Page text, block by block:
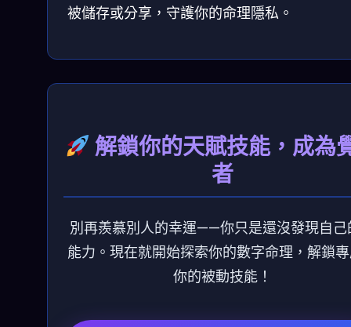
被儲存或分享，守護你的命理隱私。
解鎖你的天賦技能，成為
者
別再羨慕別人的幸運——你只是還沒發現自己
能力。現在就開始探索你的數字命理，解鎖
你的被動技能！